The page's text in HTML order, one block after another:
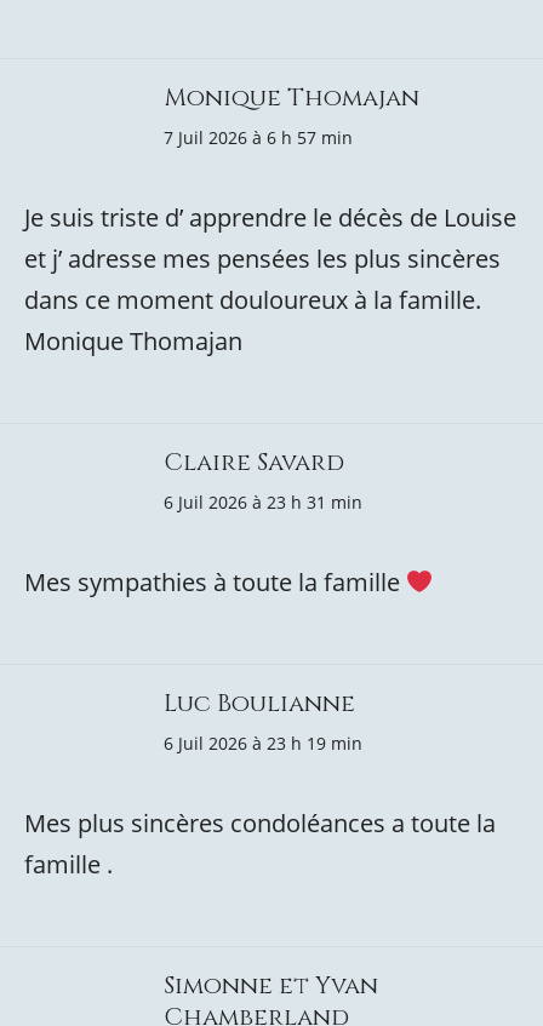
Monique Thomajan
7 Juil 2026 à 6 h 57 min
Je suis triste d’ apprendre le décès de Louise
et j’ adresse mes pensées les plus sincères
dans ce moment douloureux à la famille.
Monique Thomajan
Claire Savard
6 Juil 2026 à 23 h 31 min
Mes sympathies à toute la famille
Luc Boulianne
6 Juil 2026 à 23 h 19 min
Mes plus sincères condoléances a toute la
famille .
Simonne et Yvan
Chamberland